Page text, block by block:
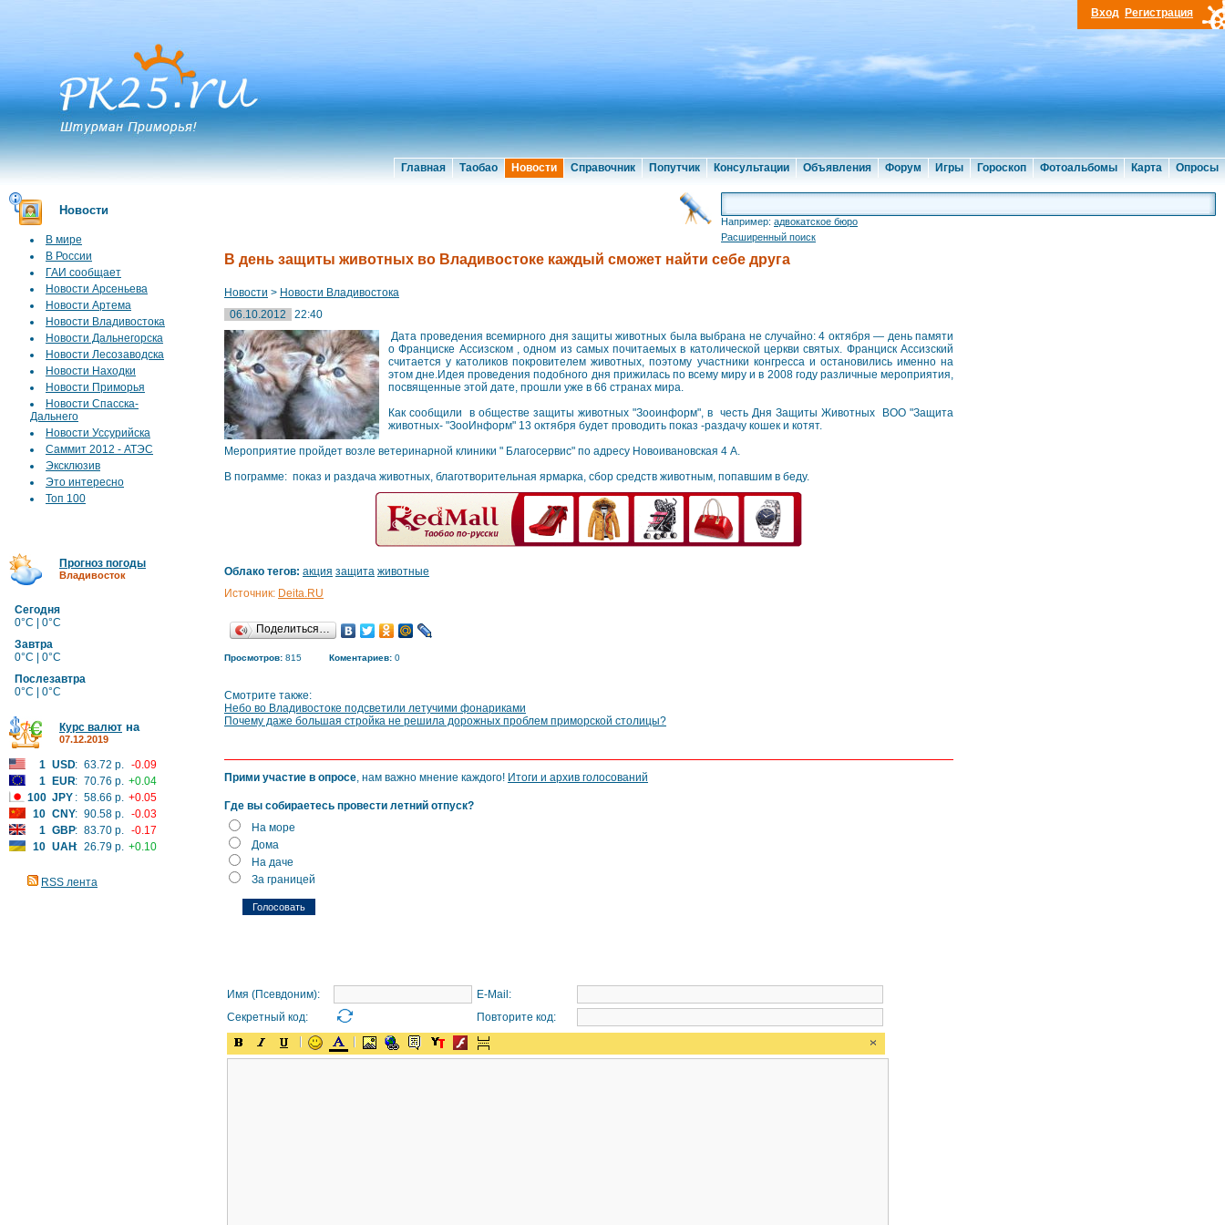
Главная Таобао Новости Справочник Попутчик Консультации Объявления Форум Игры Гороскоп Фотоальбомы Карта Опросы
Вход Регистрация
Новости
В мире
В России
ГАИ сообщает
Новости Арсеньева
Новости Артема
Новости Владивостока
Новости Дальнегорска
Новости Лесозаводска
Новости Находки
Новости Приморья
Новости Спасска-
Дальнего
Новости Уссурийска
Саммит 2012 - АТЭС
Эксклюзив
Это интересно
Топ 100
Прогноз погоды
Владивосток
Сегодня
0°C | 0°C
Завтра
0°C | 0°C
Послезавтра
0°C | 0°C
Курс валют на
07.12.2019
1 USD: 63.72 р. -0.09
1
EUR: 70.76 р. +0.04
100 JPY : 58.66 р. +0.05
10 CNY: 90.58 р. -0.03
1 GBP: 83.70 р. -0.17
10 UAH: 26.79 р. +0.10
RSS лента
Например: адвокатское бюро
Расширенный поиск
В день защиты животных во Владивостоке каждый сможет найти себе друга
Новости > Новости Владивостока
06.10.2012
22:40
Дата проведения всемирного дня защиты животных была выбрана не случайно: 4 октября — день памяти
о Франциске Ассизском , одном из самых почитаемых в католической церкви святых. Франциск Ассизский
считается у католиков покровителем животных, поэтому участники конгресса и остановились именно на
этом дне.Идея проведения подобного дня прижилась по всему миру и в 2008 году различные мероприятия,
посвященные этой дате, прошли уже в 66 странах мира.
Как сообщили в обществе защиты животных "Зооинформ", в честь Дня Защиты Животных ВОО "Защита
животных- "ЗооИнформ" 13 октября будет проводить показ -раздачу кошек и котят.
Мероприятие пройдет возле ветеринарной клиники " Благосервис" по адресу Новоивановская 4 А.
В пограмме: показ и раздача животных, благотворительная ярмарка, сбор средств животным, попавшим в беду.
Облако тегов: акция защита животные
Источник: Deita.RU
Поделиться…
Просмотров: 815 Коментариев: 0
Смотрите также:
Небо во Владивостоке подсветили летучими фонариками
Почему даже большая стройка не решила дорожных проблем приморской столицы?
Прими участие в опросе, нам важно мнение каждого! Итоги и архив голосований
Где вы собираетесь провести летний отпуск?
На море
Дома
На даче
За границей
Имя (Псевдоним):
E-Mail:
Секретный код:
Повторите код: